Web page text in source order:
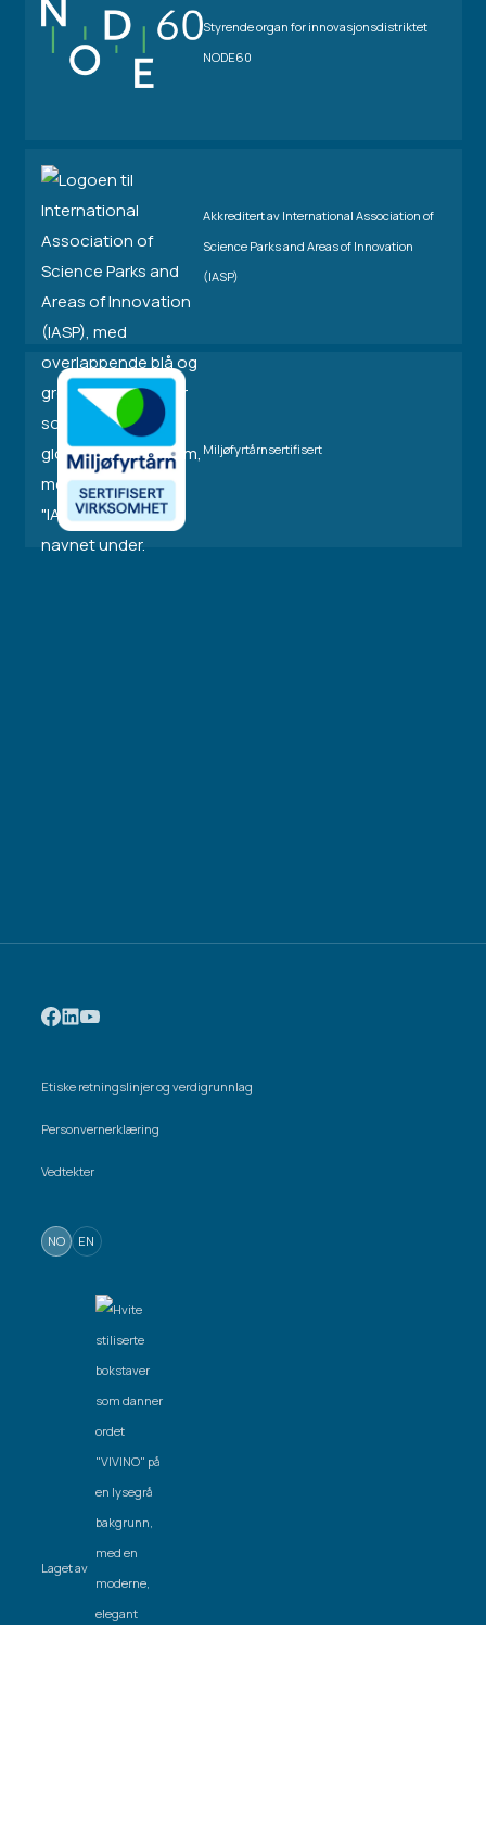
Styrende organ for innovasjonsdistriktet
NODE60
Akkreditert av International Association of
Science Parks and Areas of Innovation
(IASP)
Miljøfyrtårnsertifisert
Etiske retningslinjer og verdigrunnlag
Personvernerklæring
Vedtekter
NO EN
Laget av